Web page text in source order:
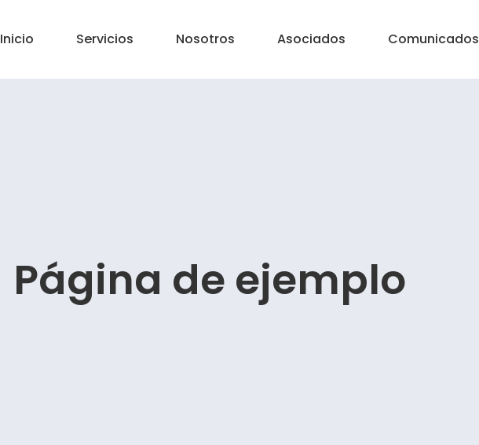
Inicio Servicios Nosotros Asociados Comunicados
Página de ejemplo